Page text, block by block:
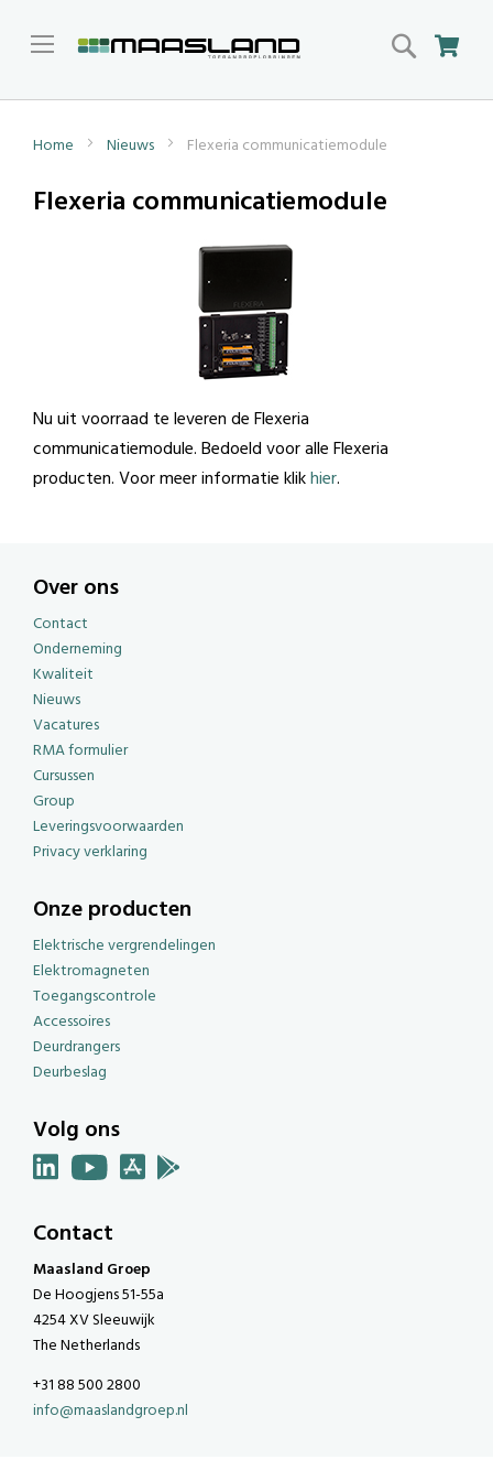
Search
Home Nieuws Flexeria communicatiemodule
Flexeria communicatiemodule
Nu uit voorraad te leveren de Flexeria
communicatiemodule. Bedoeld voor alle Flexeria
producten. Voor meer informatie klikhier.
Over ons
Contact
Onderneming
Kwaliteit
Nieuws
Vacatures
RMA formulier
Cursussen
Group
Leveringsvoorwaarden
Privacy verklaring
Onze producten
Elektrische vergrendelingen
Elektromagneten
Toegangscontrole
Accessoires
Deurdrangers
Deurbeslag
Volg ons
Contact
Maasland Groep
De Hoogjens 51-55a
4254 XV Sleeuwijk
The Netherlands
+31 88 500 2800
info@maaslandgroep.nl